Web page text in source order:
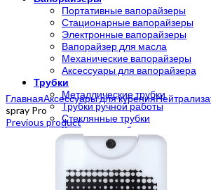
Портативные вапорайзеры
Стационарные вапорайзеры
Электронные вапорайзеры
Вапорайзер для масла
Механические вапорайзеры
Аксессуары для вапорайзера
Трубки
Металлические трубки
Трубки ручной работы
Стеклянные трубки
Каменные трубки
Деревянные трубки
Акриловые трубки
Силиконовые трубки
Гриндеры
Click to enlarge
ГлавнаяАксессуары для курения
spray Pro
Previous product